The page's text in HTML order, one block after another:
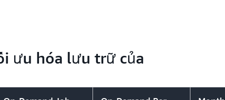
các đối tượng và vùng lưu trữ S3 của bạn
Tài khoản AWS của bạn sẽ bị tính phí sử
ưu hóa lưu trữ của